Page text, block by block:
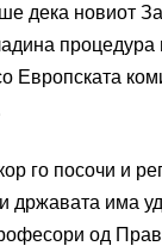
дека новиот
процедура
Европската
го посочи и
државата има
од